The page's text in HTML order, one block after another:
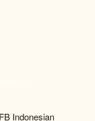
FB Indonesian